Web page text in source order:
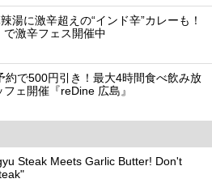
湯に激辛超えの“インド辛”カレーも！
で激辛フェス開催中
約で500円引き！最大4時間食べ飲み放
ェ開催『reDine 広島』
Steak Meets Garlic Butter! Don't